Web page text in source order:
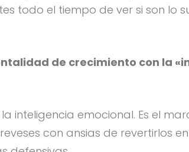
todo el tiempo de ver si son lo
de crecimiento con la
inteligencia emocional. Es el
con ansias de revertirlos